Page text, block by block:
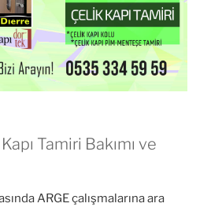
Tamiri Bakımı ve
ARGE çalışmalarına ara